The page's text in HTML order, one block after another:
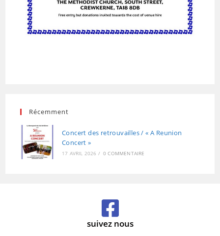
Récemment
Concert des retrouvailles / « A Reunion
Concert »
17 AVRIL 2026 / 0 COMMENTAIRE
suivez nous